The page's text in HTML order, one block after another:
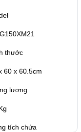
thước
60 x 60.5cm
lượng
tích chứa